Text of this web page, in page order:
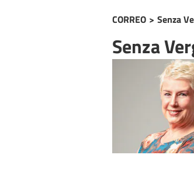
CORREO > Senza
Senza